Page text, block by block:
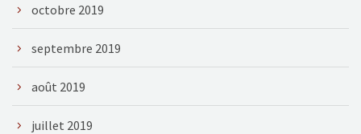
octobre 2019
septembre 2019
août 2019
juillet 2019